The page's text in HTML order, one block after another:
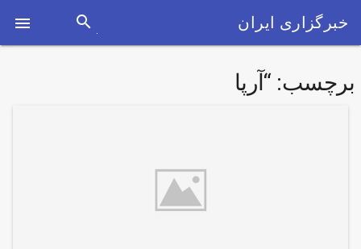
 خبرگزاری ایران search
برچسب:“آرپا